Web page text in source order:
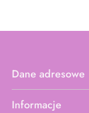
Dane adresowe
Informacje